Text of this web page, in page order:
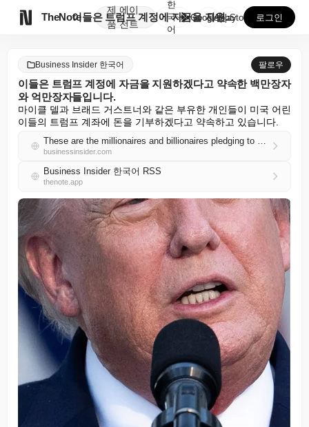
TheNote
제
품
에이
전트
이들은 트럼프 계정에 자금을 지원하겠다고 약속한 백만장...
한
국
어
GooglePlay
AppStore 로그인
Business Insider 한국어 팔로우
이들은 트럼프 계정에 자금을 지원하겠다고 약속한 백만장자
와 억만장자들입니다.
마이클 델과 브래드 거스트너와 같은 부유한 개인들이 미국 어린
이들의 트럼프 계좌에 돈을 기부하겠다고 약속하고 있습니다.
These are the millionaires and billionaires pledging to fund Trump accounts
businessinsider.com
Business Insider 한국어 RSS
thenote.app